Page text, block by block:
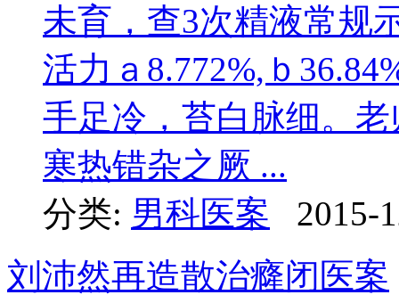
未育，查3次精液常规
活力ａ8.772%,ｂ
手足冷，苔白脉细。
寒热错杂之厥 ...
分类: 男科医案
2015-
刘沛然再造散治癃闭医案